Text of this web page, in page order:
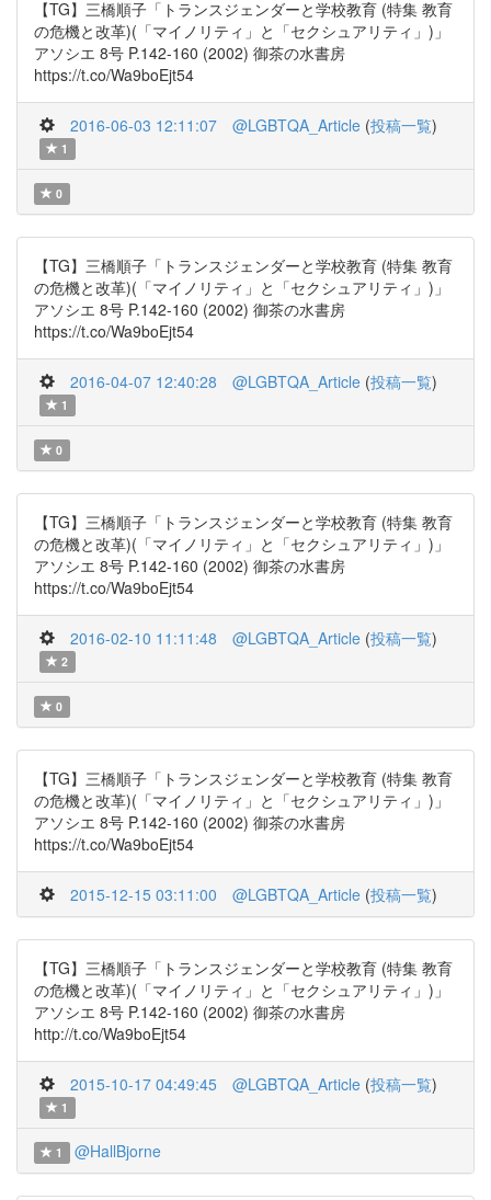
【TG】三橋順子「トランスジェンダーと学校教育 (特集 教育
の危機と改革)(「マイノリティ」と「セクシュアリティ」)」
アソシエ 8号 P.142-160 (2002) 御茶の水書房
https://t.co/Wa9boEjt54
2016-06-03 12:11:07 @LGBTQA_Article (投稿一覧)
1
0
【TG】三橋順子「トランスジェンダーと学校教育 (特集 教育
の危機と改革)(「マイノリティ」と「セクシュアリティ」)」
アソシエ 8号 P.142-160 (2002) 御茶の水書房
https://t.co/Wa9boEjt54
2016-04-07 12:40:28 @LGBTQA_Article (投稿一覧)
1
0
【TG】三橋順子「トランスジェンダーと学校教育 (特集 教育
の危機と改革)(「マイノリティ」と「セクシュアリティ」)」
アソシエ 8号 P.142-160 (2002) 御茶の水書房
https://t.co/Wa9boEjt54
2016-02-10 11:11:48 @LGBTQA_Article (投稿一覧)
2
0
【TG】三橋順子「トランスジェンダーと学校教育 (特集 教育
の危機と改革)(「マイノリティ」と「セクシュアリティ」)」
アソシエ 8号 P.142-160 (2002) 御茶の水書房
https://t.co/Wa9boEjt54
2015-12-15 03:11:00 @LGBTQA_Article (投稿一覧)
【TG】三橋順子「トランスジェンダーと学校教育 (特集 教育
の危機と改革)(「マイノリティ」と「セクシュアリティ」)」
アソシエ 8号 P.142-160 (2002) 御茶の水書房
http://t.co/Wa9boEjt54
2015-10-17 04:49:45 @LGBTQA_Article (投稿一覧)
1
1 @HallBjorne